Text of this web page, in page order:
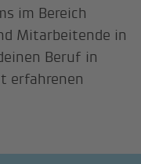
im Bereich
Mitarbeitende in
Beruf in
erfahrenen